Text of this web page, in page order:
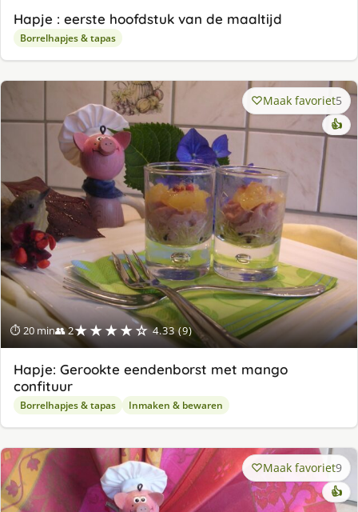
Hapje : eerste hoofdstuk van de maaltijd
Borrelhapjes & tapas
⏱ 20 min👥 2★★★★☆ 4.33 (9)
Maak favoriet5
👍
Hapje: Gerookte eendenborst met mango
confituur
Borrelhapjes & tapas Inmaken & bewaren
Maak favoriet9
👍